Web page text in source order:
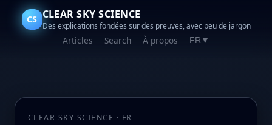
CS CLEAR SKY SCIENCE
Des explications fondées sur des preuves, avec peu de jargon
Articles Search À propos FR ▼
CLEAR SKY SCIENCE · FR